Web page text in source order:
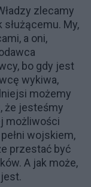
zlecamy
służącemu. My,
a oni,
bo gdy jest
wykiwa,
możemy
że jesteśmy
możliwości
wojskiem,
przestać być
A jak może,